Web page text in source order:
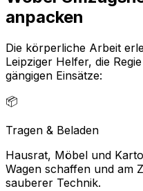
anpacken
Die körperliche Arbeit
Leipziger Helfer, die
gängigen Einsätze:
📦
Tragen & Beladen
Hausrat, Möbel und
Wagen schaffen und am
sauberer Technik.